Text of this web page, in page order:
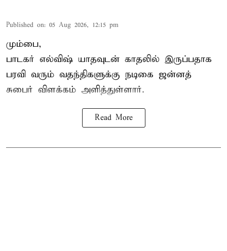
Published on: 05 Aug 2026, 12:15 pm
மும்பை,
பாடகர் எல்விஷ் யாதவுடன் காதலில் இருப்பதாக
பரவி வரும் வதந்திகளுக்கு நடிகை ஜன்னத்
சுபைர் விளக்கம் அளித்துள்ளார்.
Read More